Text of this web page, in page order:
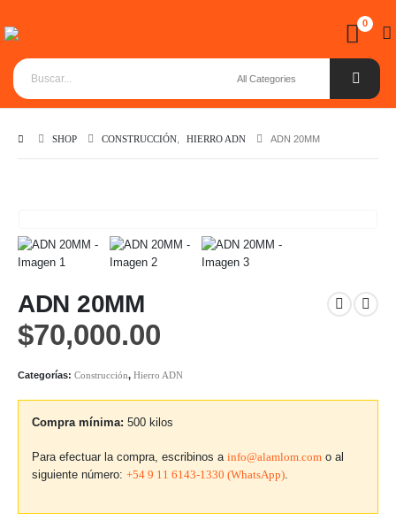
0
SHOP CONSTRUCCIÓN HIERRO ADN ADN 20MM
ADN 20MM
$70,000.00
Categorías: Construcción, Hierro ADN
Compra mínima: 500 kilos
Para efectuar la compra, escribinos a info@alamlom.com o al
siguiente número: +54 9 11 6143-1330 (WhatsApp)